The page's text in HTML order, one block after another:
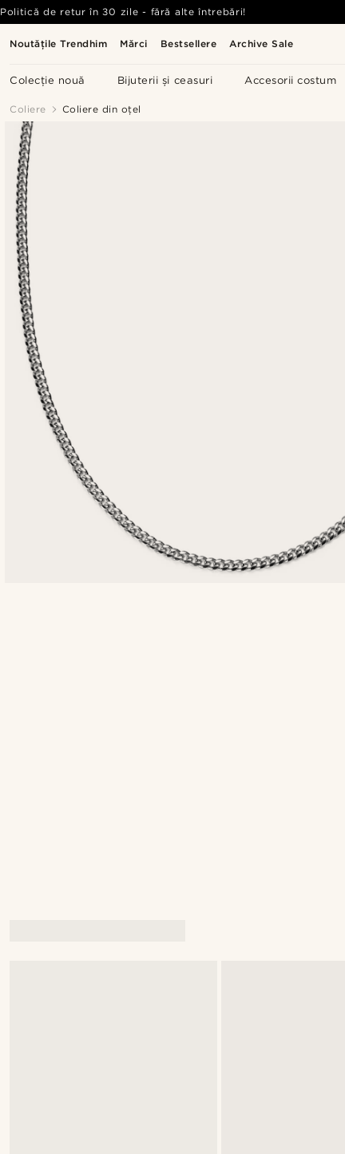
Noutățile Trendhim Mărci Bestsellere Archive Sale
Colecție nouă Bijuterii și ceasuri Accesorii costum
Politică de retur în 30 zile - fără alte întrebări!
Coliere Coliere din oțel